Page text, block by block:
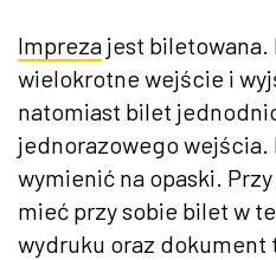
Impreza jest biletowana.
wielokrotne wejście i
natomiast bilet
jednorazowego wejścia.
wymienić na opaski.
mieć przy sobie bilet w
wydruku oraz dokument